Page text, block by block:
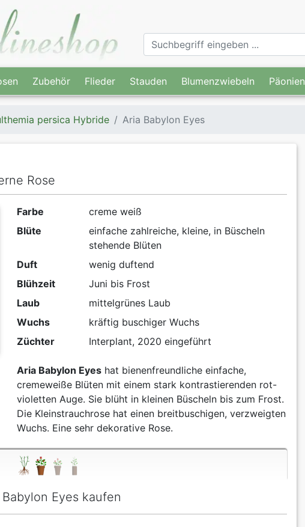
Zubehör Flieder Stauden Blumenzwiebeln Päonien
persica Hybride Aria Babylon Eyes
Rose
Farbe
creme weiß
Blüte
einfache zahlreiche, kleine, in Büscheln
stehende Blüten
Duft
wenig duftend
Blühzeit
Juni bis Frost
Laub
mittelgrünes Laub
Wuchs
kräftig buschiger Wuchs
Züchter
Interplant, 2020 eingeführt
Aria Babylon Eyeshat bienenfreundliche einfache,
cremeweiße Blüten mit einem stark kontrastierenden rot-
violetten Auge. Sie blüht in kleinen Büscheln bis zum Frost.
Die Kleinstrauchrose hat einen breitbuschigen, verzweigten
Wuchs. Eine sehr dekorative Rose.
Eyes kaufen